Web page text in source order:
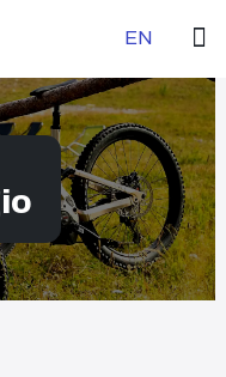
Seleziona la
EN